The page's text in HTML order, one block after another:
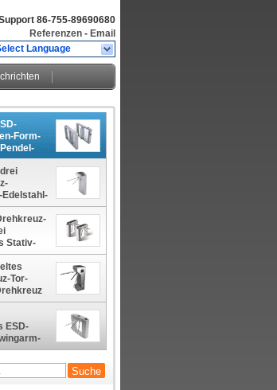
86-755-89690680
Referenzen - Email
Language
Form-
Stativ-
Tor-
ESD-
Sperren-